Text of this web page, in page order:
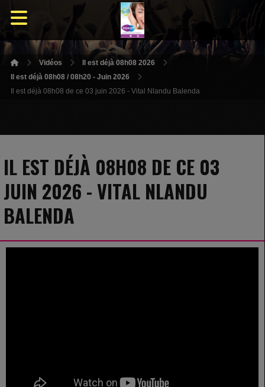
Vidéos
Il est déjà 08h08 2026
Il est déjà 08h08 / 08h20 - Juin 2026
Il est déjà 08h08 de ce 03 juin 2026 - Vital Nlandu Balenda
IL EST DÉJÀ 08H08 DE CE 03
JUIN 2026 - VITAL NLANDU
BALENDA